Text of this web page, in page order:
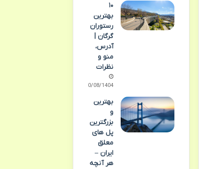
۱۰
بهترین
رستوران
گرگان |
آدرس،
منو و
نظرات
10/08/1404
بهترین
و
بزرگترین
پل های
معلق
ایران –
هر آنچه